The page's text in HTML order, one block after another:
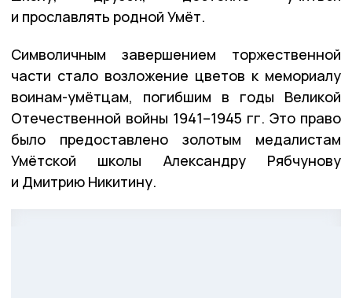
и прославлять родной Умёт.
Символичным завершением торжественной
части стало возложение цветов к мемориалу
воинам-умётцам, погибшим в годы Великой
Отечественной войны 1941–1945 гг. Это право
было предоставлено золотым медалистам
Умётской школы Александру Рябчунову
и Дмитрию Никитину.